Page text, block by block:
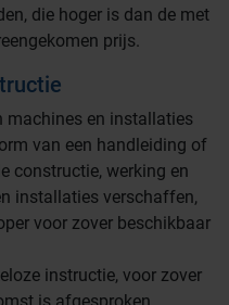
die hoger is dan de met
prijs.
machines en installaties
van een handleiding of
constructie, werking en
installaties verschaffen,
voor zover beschikbaar
instructie, voor zover